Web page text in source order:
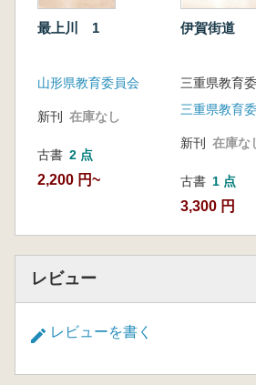
最上川 1
山形県教育委員会
新刊 在庫なし
古書 2 点
2,200 円~
伊賀街道
三重県教育
三重県教育
新刊 在庫な
古書 1 点
3,300 円
レビュー
レビューを書く